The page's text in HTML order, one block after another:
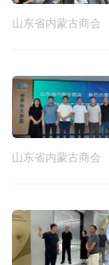
山东省内蒙古商会
山东省内蒙古商会